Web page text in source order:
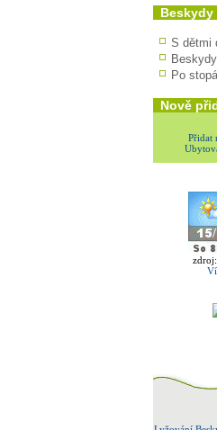
S dětmi
Po
Nově
Přidat
zdroj: